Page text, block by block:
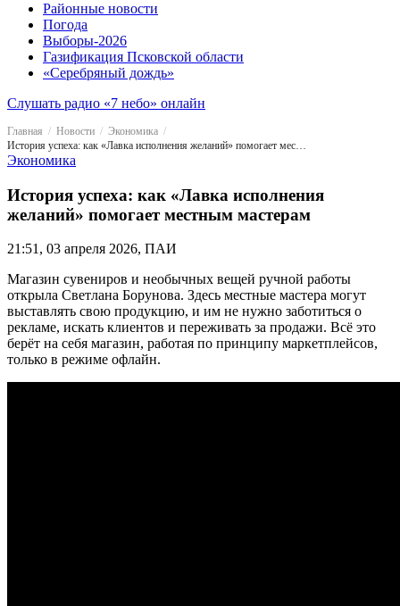
Районные новости
Погода
Выборы-2026
Газификация Псковской области
«Серебряный дождь»
Слушать радио «7 небо» онлайн
Главная Новости
Экономика
История успеха: как «Лавка исполнения желаний» помогает местным мастерам
Экономика
История успеха: как «Лавка исполнения
желаний» помогает местным мастерам
21:51, 03 апреля 2026, ПАИ
Магазин сувениров и необычных вещей ручной работы
открыла Светлана Борунова. Здесь местные мастера могут
выставлять свою продукцию, и им не нужно заботиться о
рекламе, искать клиентов и переживать за продажи. Всё это
берёт на себя магазин, работая по принципу маркетплейсов,
только в режиме офлайн.